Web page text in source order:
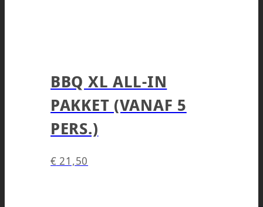
BBQ XL ALL-IN
PAKKET (VANAF 5
PERS.)
€ 21,50